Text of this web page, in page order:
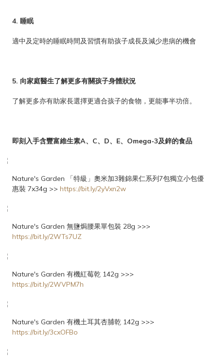
4. 睡眠
適中及定時的睡眠時間及習慣有助孩子成長及減少患病的機會
5. 向家庭醫生了解更多有關孩子身體狀況
了解更多亦有助家長選擇更適合孩子的食物，更能事半功倍。
即刻入手含豐富維生素A、C、D、E、Omega-3及鋅的食品
Nature's Garden 「特級」奧米加3雜錦果仁系列7包獨立小包優
惠裝 7x34g >> https://bit.ly/2yVxn2w
Nature's Garden 無鹽焗腰果單包裝 28g >>>
https://bit.ly/2WTs7UZ
Nature's Garden 有機紅莓乾 142g >>>
https://bit.ly/2WVPM7h
Nature's Garden 有機土耳其杏脯乾 142g >>>
https://bit.ly/3cxOFBo